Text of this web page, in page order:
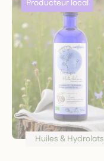
Huiles & Hydrolats